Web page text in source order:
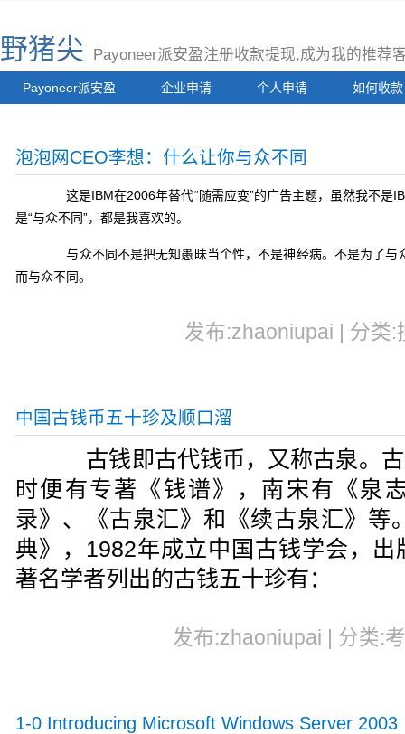
野猪尖 Payoneer派安盈注册收款提现,成为我的推荐
Payoneer派安盈 企业申请 个人申请 如何收款
泡泡网CEO李想：什么让你与众不同
这是IBM在2006年替代“随需应变”的广告主题，虽然我不是
是“与众不同”，都是我喜欢的。
与众不同不是把无知愚昧当个性，不是神经病。不是为了与
而与众不同。
发布:zhaoniupai | 分类
中国古钱币五十珍及顺口溜
古钱即古代钱币，又称古泉。古
时便有专著《钱谱》，南宋有《泉
录》、《古泉汇》和《续古泉汇》等
典》，1982年成立中国古钱学会，
著名学者列出的古钱五十珍有：
发布:zhaoniupai | 分类:
1-0 Introducing Microsoft Windows Server 2003